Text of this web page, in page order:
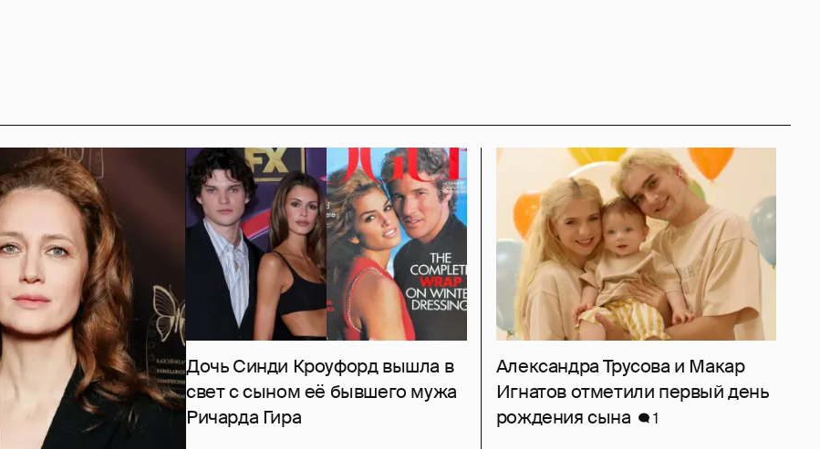
Дочь Синди Кроуфорд вышла в
свет с сыном её бывшего мужа
Ричарда Гира
Александра Трусова и Макар
Игнатов отметили первый день
рождения сына
1